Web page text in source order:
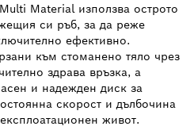
Material използва острото
си ръб, за да реже
ефективно.
към стоманено тяло чрез
здрава връзка, а
и надежден диск за
скорост и дълбочина
живот.